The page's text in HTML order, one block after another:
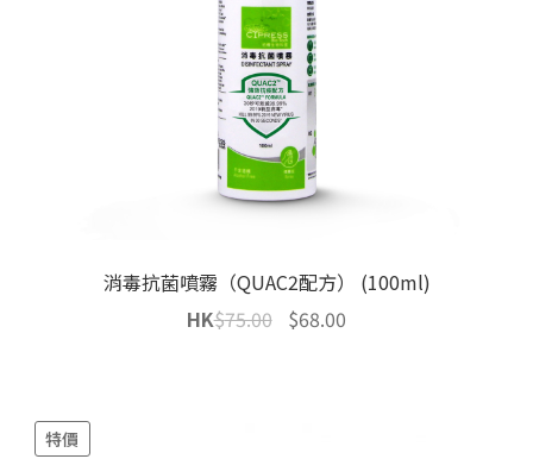
消毒抗菌噴霧（QUAC2配方） (100ml)
HK$75.00
Original
$68.00
特價